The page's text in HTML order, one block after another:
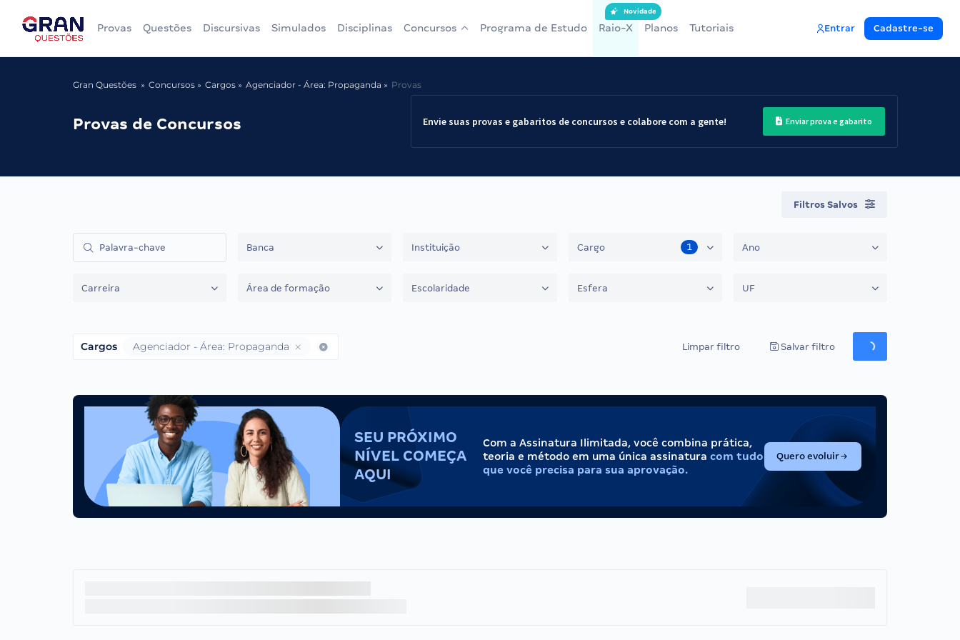
Provas Questões Discursivas Simulados Disciplinas Concursos Programa de Estudo Raio-X
Novidade
Planos Tutoriais Entrar Cadastre-se
Gran Questões Concursos Cargos Agenciador - Área: Propaganda Provas
Provas de Concursos Envie suas provas e gabaritos de concursos e colabore com a gente! Enviar prova e gabarito
Filtros Salvos
Banca Instituição Cargo 1 Ano
Carreira Área de formação Escolaridade Esfera UF
Cargos Agenciador - Área: Propaganda Limpar filtro Salvar filtro
SEU PRÓXIMO
NÍVEL COMEÇA
AQUI
Com a Assinatura Ilimitada, você combina prática,
teoria e método em uma única assinatura com tudo
que você precisa para sua aprovação.
Quero evoluir(abre em nova aba)